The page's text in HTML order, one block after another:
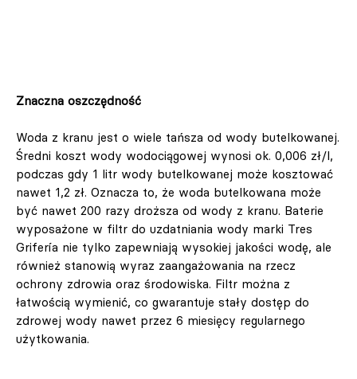
Znaczna oszczędność
Woda z kranu jest o wiele tańsza od wody butelkowanej.
Średni koszt wody wodociągowej wynosi ok. 0,006 zł/l,
podczas gdy 1 litr wody butelkowanej może kosztować
nawet 1,2 zł. Oznacza to, że woda butelkowana może
być nawet 200 razy droższa od wody z kranu. Baterie
wyposażone w filtr do uzdatniania wody marki Tres
Grifería nie tylko zapewniają wysokiej jakości wodę, ale
również stanowią wyraz zaangażowania na rzecz
ochrony zdrowia oraz środowiska. Filtr można z
łatwością wymienić, co gwarantuje stały dostęp do
zdrowej wody nawet przez 6 miesięcy regularnego
użytkowania.